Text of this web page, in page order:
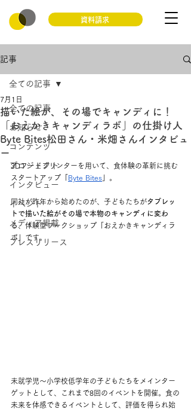
資料請求
記事
全ての記事
お知らせ
コンテンツ
プロジェクト
インタビュー
イベント
メディア掲載
プレスリリース
全ての記事
描いた絵が、その場でキャンディに！
「おえかきキャンディラボ」の仕掛け人
Byte Bites松田さん・米畑さんインタビュ
ー
7月1日
3Dフードプリンターを用いて、食体験の革新に挑む
スタートアップ「 Byte Bites 」。
同社が昨年から始めたのが、子どもたちがタブレッ
トで描いた絵がその場で本物のキャンディに変わ
る 、体験型ワークショップ「おえかきキャンディラ
ボ」です。
未就学児〜小学校低学年の子どもたちをメインター
ゲットとして、これまで8回のイベントを開催。食の
未来を体感できるイベントとして、評価を得られ始